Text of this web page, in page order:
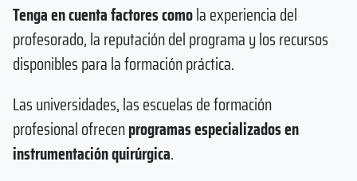
Tenga en cuenta factores comola experiencia del
profesorado, la reputación del programa y los recursos
disponibles para la formación práctica.
Las universidades, las escuelas de formación
profesional ofrecenprogramas especializados en
instrumentación quirúrgica.